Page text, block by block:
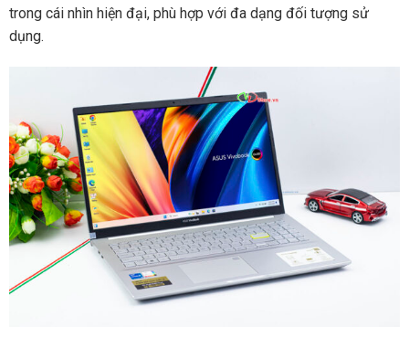
trong cái nhìn hiện đại, phù hợp với đa dạng đối tượng sử
dụng.